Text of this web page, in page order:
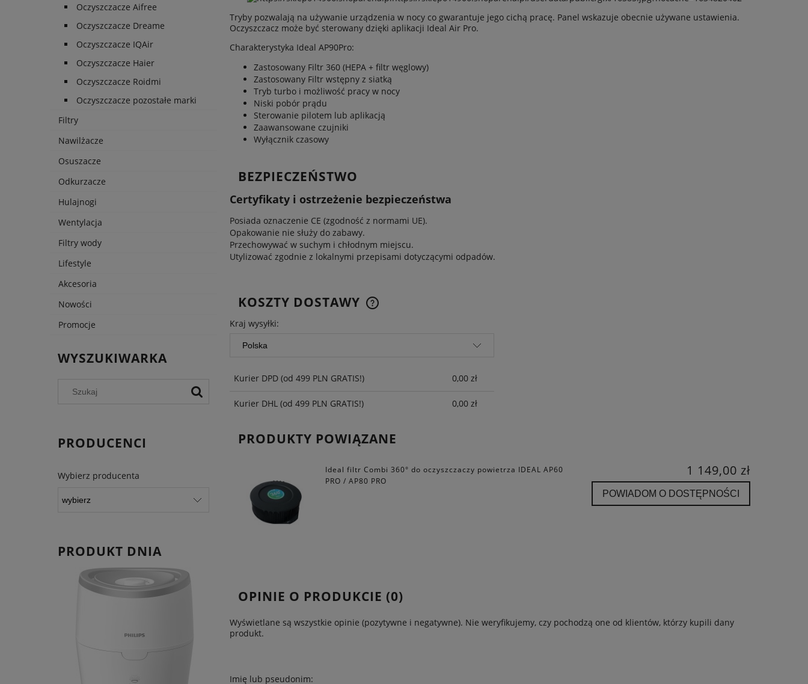
Oczyszczacze Aifree
Oczyszczacze Dreame
Oczyszczacze IQAir
Oczyszczacze Haier
Oczyszczacze Roidmi
Oczyszczacze pozostałe marki
Filtry
Nawilżacze
Osuszacze
Odkurzacze
Hulajnogi
Wentylacja
Filtry wody
Lifestyle
Akcesoria
Nowości
Promocje
WYSZUKIWARKA
PRODUCENCI
Wybierz producenta
PRODUKT DNIA
Tryby pozwalają na używanie urządzenia w nocy co gwarantuje jego cichą pracę. Panel wskazuje obecnie używane ustawienia.
Oczyszczacz może być sterowany dzięki aplikacji Ideal Air Pro.
Charakterystyka Ideal AP90Pro:
Zastosowany Filtr 360 (HEPA + filtr węglowy)
Zastosowany Filtr wstępny z siatką
Tryb turbo i możliwość pracy w nocy
Niski pobór prądu
Sterowanie pilotem lub aplikacją
Zaawansowane czujniki
Wyłącznik czasowy
BEZPIECZEŃSTWO
Certyfikaty i ostrzeżenie bezpieczeństwa
Posiada oznaczenie CE (zgodność z normami UE).
Opakowanie nie służy do zabawy.
Przechowywać w suchym i chłodnym miejscu.
Utylizować zgodnie z lokalnymi przepisami dotyczącymi odpadów.
KOSZTY DOSTAWY
EWENTUALNYCH KOSZTÓW
Kraj wysyłki:
Kurier DPD (od 499 PLN GRATIS!) 0,00 zł
Kurier DHL (od 499 PLN GRATIS!) 0,00 zł
PRODUKTY POWIĄZANE
Ideal filtr Combi 360° do oczyszczaczy powietrza IDEAL AP60
PRO / AP80 PRO
1 149,00 zł
POWIADOM O DOSTĘPNOŚCI
OPINIE O PRODUKCIE (0)
Wyświetlane są wszystkie opinie (pozytywne i negatywne). Nie weryfikujemy, czy pochodzą one od klientów, którzy kupili dany
produkt.
Imię lub pseudonim: